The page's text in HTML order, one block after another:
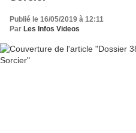
Publié le 16/05/2019 à 12:11
Par Les Infos Videos